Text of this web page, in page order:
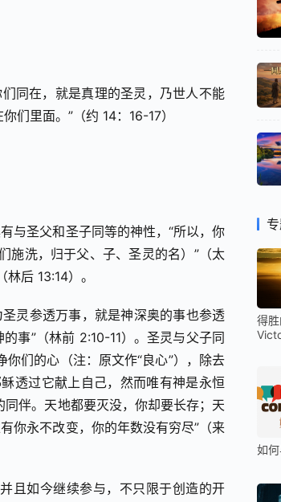
同在，就是真理的圣灵，乃世人不能
们里面。”（约 14：16-17）
与圣父和圣子同等的神性，“所以，你
施洗，归于父、子、圣灵的名）”（太
后 13:14）。
灵参透万事，就是神深奥的事也参透
事”（林前 2:10-11）。圣灵与父子同
们的心（注：原文作“良心”），除去
透过它献上自己，然而唯有神是永恒
伴。天地都要灭没，你却要长存；天
你永不改变，你的年数没有穷尽”（来
且如今继续参与，不只限于创造的开
得胜
如